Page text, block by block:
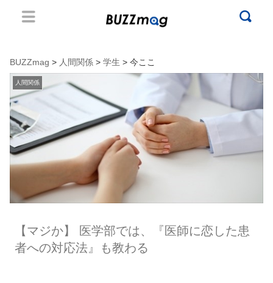
BUZZmag > 人間関係 > 学生 > 今ここ
人間関係
【マジか】 医学部では、『医師に恋した患
者への対応法』も教わる